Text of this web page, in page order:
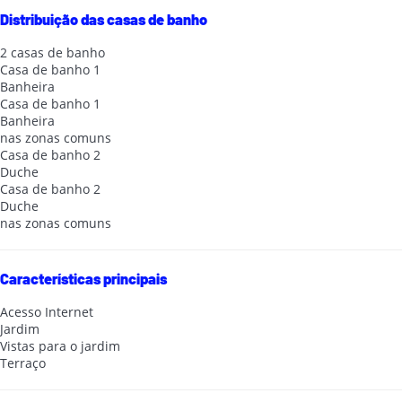
Distribuição das casas de banho
2 casas de banho
Casa de banho 1
Banheira
Casa de banho 1
Banheira
nas zonas comuns
Casa de banho 2
Duche
Casa de banho 2
Duche
nas zonas comuns
Características principais
Acesso Internet
Jardim
Vistas para o jardim
Terraço